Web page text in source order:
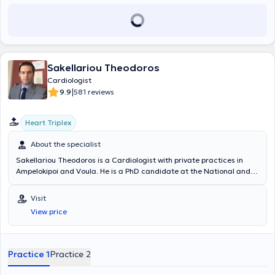
Sakellariou Theodoros
Cardiologist
9.9|581 reviews
Heart Triplex
About the specialist
Sakellariou Theodoros is a Cardiologist with private practices in
Ampelokipoi and Voula. He is a PhD candidate at the National and
School of Aristotle University of Thessaloniki. The doctor has
extensive experience in the diagnosis and management of all
cardiovascular diseases, including arterial hypertension,
dyslipidemia, arrhythmias, tachycardias, atrial fibrillation, coronary
monitoring, cardiac triplex, and Holter monitoring. He has worked at
Visit
View price
Practice 1Practice 2